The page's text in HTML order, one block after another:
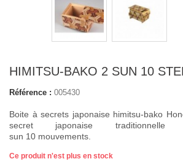
HIMITSU-BAKO 2 SUN 10
Référence : 005430
Boite à secrets japonaise himitsu-bako
secret japonaise traditionnelle
sun 10 mouvements.
Ce produit n'est plus en stock